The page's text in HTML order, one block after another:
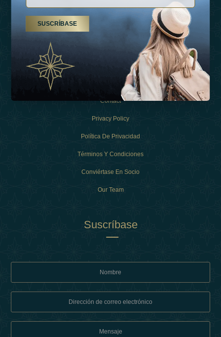
Tipos De Vacaciones
Contact
Privacy Policy
Política De Privacidad
Términos Y Condiciones
Conviértase En Socio
Our Team
Suscríbase
SUSCRÍBASE